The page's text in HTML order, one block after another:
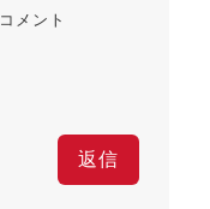
メント
返信